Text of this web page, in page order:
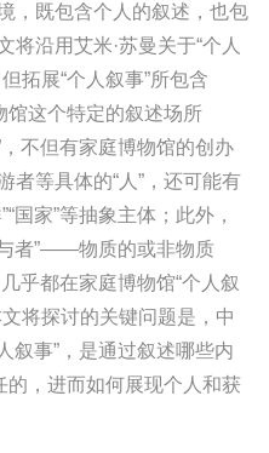
，既包含个人的叙述，也包
沿用艾米·苏曼关于“个人
拓展“个人叙事”所包含
馆这个特定的叙述场所
，不但有家庭博物馆的创办
者等具体的“人”，还可能有
国家”等抽象主体；此外，
者”——物质的或非物质
乎都在家庭博物馆“个人叙
将探讨的关键问题是，中
叙事”，是通过叙述哪些内
的，进而如何展现个人和获